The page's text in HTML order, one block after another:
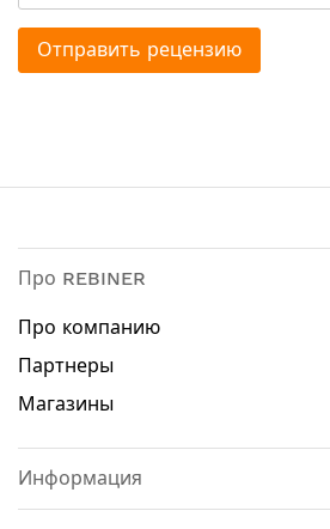
Отправить рецензию
Про REBINER
Про компанию
Партнеры
Магазины
Информация